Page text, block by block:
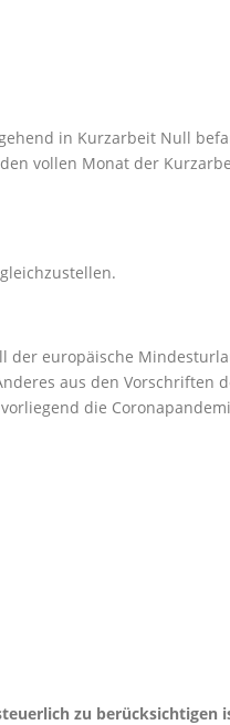
in Kurzarbeit Null
vollen Monat der
europäische
aus den Vorschriften
die
zu berücksichtigen